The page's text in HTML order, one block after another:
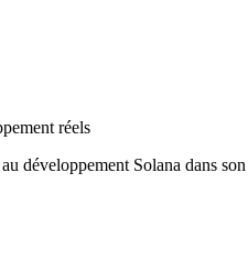
réels
développement Solana dans son